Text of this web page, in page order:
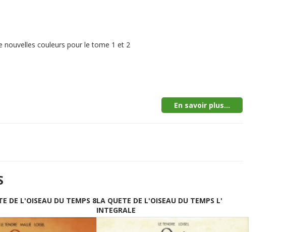
couleurs pour le tome 1 et 2
En savoir plus...
DE L'OISEAU DU TEMPS 8LA QUETE DE L'OISEAU DU TEMPS L'
INTEGRALE